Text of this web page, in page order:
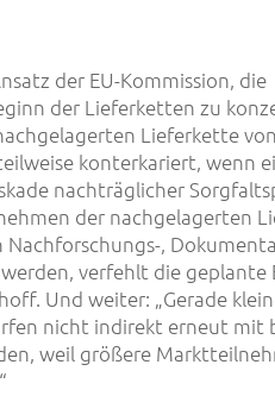
der EU-Kommission, die
der Lieferketten zu
Lieferkette von
konterkariert, wenn
nachträglicher
der nachgelagerten
,
verfehlt die geplante
Und weiter: „Gerade
nicht indirekt erneut mit
weil größere